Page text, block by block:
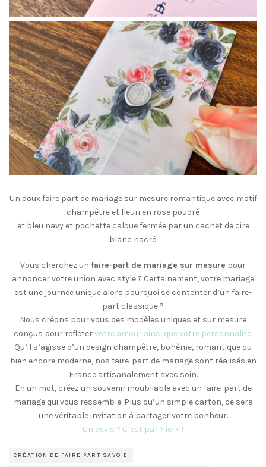
Un doux faire part de mariage sur mesure romantique avec motif
champêtre et fleuri en rose poudré
et bleu navy et pochette calque fermée par un cachet de cire
blanc nacré.
Vous cherchez un faire-part de mariage sur mesure pour
annoncer votre union avec style ? Certainement, votre mariage
est une journée unique alors pourquoi se contenter d’un faire-
part classique ?
Nous créons pour vous des modèles uniques et sur mesure
conçus pour reflétervotre amour ainsi que votre personnalité.
Qu’il s’agisse d’un design champêtre, bohème, romantique ou
bien encore moderne, nos faire-part de mariage sont réalisés en
France artisanalement avec soin.
En un mot, créez un souvenir inoubliable avec un faire-part de
mariage qui vous ressemble. Plus qu’un simple carton, ce sera
une véritable invitation à partager votre bonheur.
Un devis ? C’est par > ici < !
CRÉATION DE FAIRE PART SAVOIE